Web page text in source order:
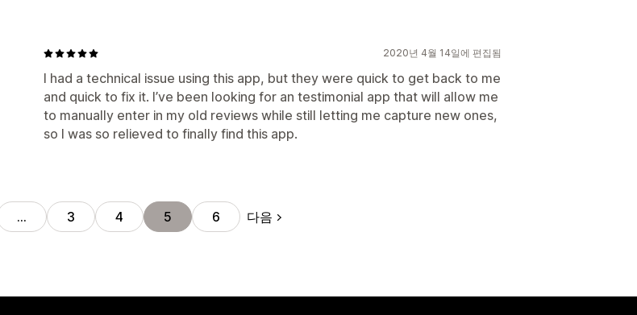
2020년 4월 14일에 편집됨
I had a technical issue using this app, but they were quick to get back to me
and quick to fix it. I’ve been looking for an testimonial app that will allow me
to manually enter in my old reviews while still letting me capture new ones,
so I was so relieved to finally find this app.
… 3 4 5 6 다음